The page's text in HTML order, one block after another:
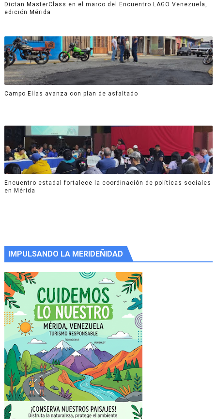
Dictan MasterClass en el marco del Encuentro LAGO Venezuela,
edición Mérida
Campo Elías avanza con plan de asfaltado
Encuentro estadal fortalece la coordinación de políticas sociales
en Mérida
IMPULSANDO LA MERIDEÑIDAD